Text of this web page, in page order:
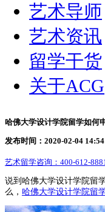
艺术导师
艺术资讯
留学干货
关于ACG
哈佛大学设计学院留学如何
发布时间：2020-02-04
艺术留学咨询： 400-612-8881
说到哈佛大学设计学院留
么， 哈佛大学设计学院留